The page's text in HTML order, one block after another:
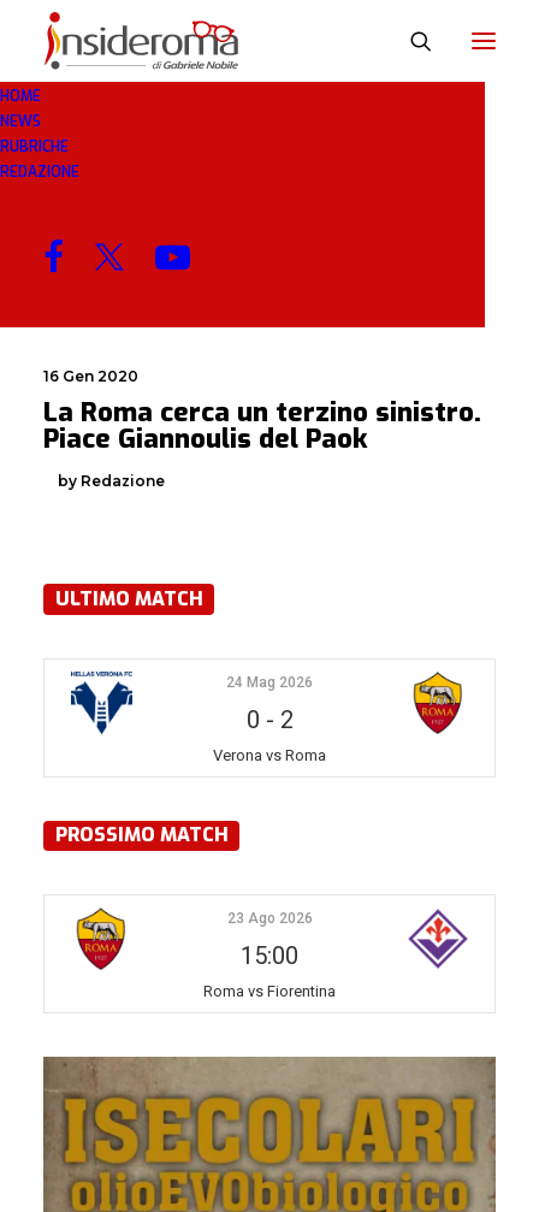
HOME
NEWS
RUBRICHE
REDAZIONE
PAOK
MENU
16 Gen 2020
La Roma cerca un terzino sinistro.
Piace Giannoulis del Paok
by Redazione
ULTIMO MATCH
24 Mag 2026
0 - 2
Verona vs Roma
PROSSIMO MATCH
23 Ago 2026
15:00
Roma vs Fiorentina